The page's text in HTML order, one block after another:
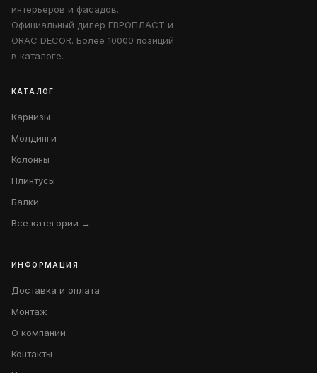
интерьеров и фасадов.
Официальный дилер ЕВРОПЛАСТ и
ORAC DECOR. Более 10000 позиций
в каталоге.
КАТАЛОГ
Карнизы
Молдинги
Колонны
Плинтусы
Балки
Все категории →
ИНФОРМАЦИЯ
Доставка и оплата
Монтаж
О компании
Контакты